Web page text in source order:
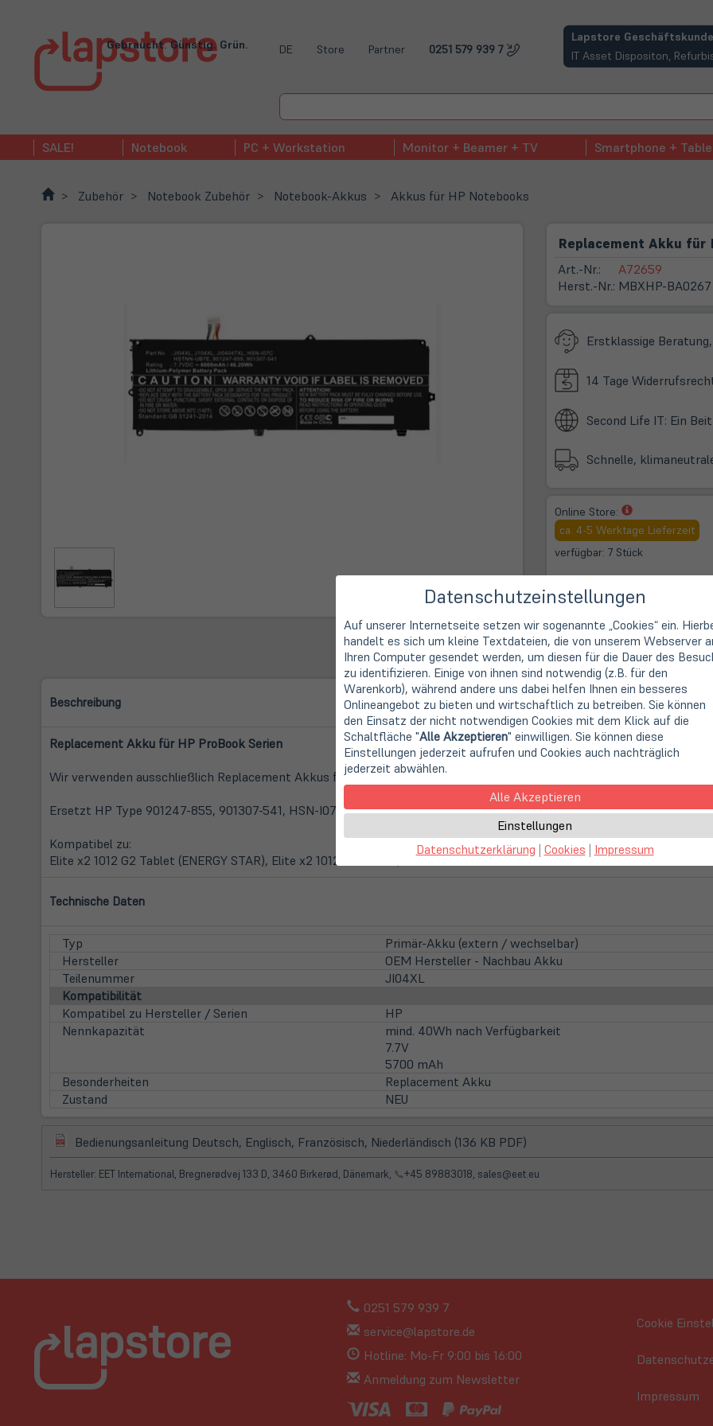
Gebraucht. Günstig. Grün. DE Store Partner 0251 579 939 7
Lapstore
IT Asset Dispositon,
(öffnet in neuem Tab)
SALE! Notebook PC + Workstation Monitor + Beamer + TV Smartphone +
Zubehör Notebook Zubehör Notebook-Akkus Akkus für HP Notebooks
Replacement Akku für
Art.-Nr.:
Herst.-Nr.:
A72659
MBXHP-BA0267
Erstklassige
14 Tage
Second Life IT: Ein
Schnelle,
Online Store:
(öffnet
in
neuem
Tab)
ca. 4-5 Werktage Lieferzeit
verfügbar: 7 Stück
Tab)
Vorbestellung möglich
Beschreibung
Replacement Akku für HP ProBook Serien
Wir verwenden ausschließlich Replacement Akkus führender OEM-Anbieter (z.B. CoreParts, Green Cell, Patona o.ä)
Ersetzt HP Type 901247-855, 901307-541, HSN-I07C, HSTNN-UB7E, J104XL, JI04047XL, JI04XL
Kompatibel zu:
Elite x2 1012 G2 Tablet (ENERGY STAR), Elite x2 1012 G2 Tablet, Elite x2 1012 G2 Base Model Tablet
Technische Daten
Typ
Primär-Akku (extern / wechselbar)
Hersteller
OEM Hersteller - Nachbau Akku
Teilenummer
JI04XL
Kompatibilität
Kompatibel zu Hersteller / Serien
HP
Nennkapazität
mind. 40Wh nach Verfügbarkeit
7.7V
5700 mAh
Besonderheiten
Replacement Akku
Zustand
NEU
(öffnet
in
neuem
Bedienungsanleitung Deutsch, Englisch, Französisch, Niederländisch (136 KB PDF)
in
neuem
Hersteller: EET International, Bregnerødvej 133 D, 3460 Birkerød, Dänemark, 📞+45 89883018, sales@eet.eu
0251 579 939 7
service@lapstore.de
Hotline: Mo-Fr 9:00 bis 16:00
Anmeldung zum Newsletter
Cookie
Impressum
Datenschutzeinstellungen
Auf unserer Internetseite setzen wir sogenannte „Cookies“ ein.
handelt es sich um kleine Textdateien, die von unserem Webserver
Ihren Computer gesendet werden, um diesen für die Dauer des
zu identifizieren. Einige von ihnen sind notwendig (z.B. für den
Warenkorb), während andere uns dabei helfen Ihnen ein besseres
Onlineangebot zu bieten und wirtschaftlich zu betreiben. Sie können
den Einsatz der nicht notwendigen Cookies mit dem Klick auf die
Schaltfläche "Alle Akzeptieren" einwilligen. Sie können diese
Einstellungen jederzeit aufrufen und Cookies auch nachträglich
jederzeit abwählen.
Alle Akzeptieren
Einstellungen
Datenschutzerklärung | Cookies | Impressum